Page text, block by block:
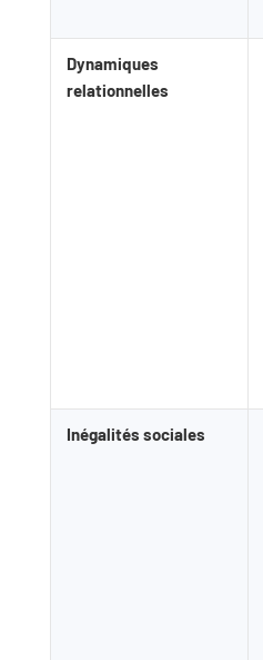
Dynamiques
relationnelles
Inégalités sociales